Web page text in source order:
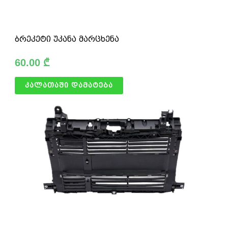
ბრეკეტი უკანა მარცხენა
60.00 ₾
კალათაში დამატება